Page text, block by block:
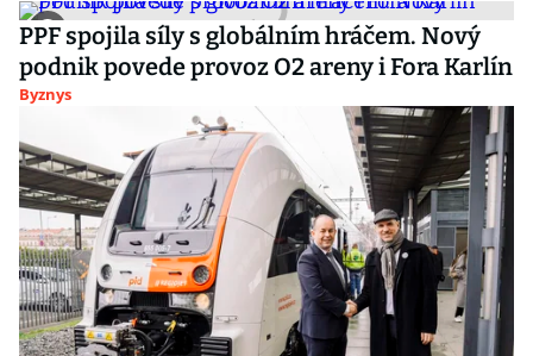
PPF spojila síly s globálním hráčem. Nový
podnik povede provoz O2 areny i Fora Karlín
Byznys